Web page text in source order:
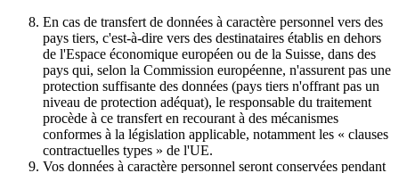
En cas de transfert de données à caractère personnel vers des
pays tiers, c'est-à-dire vers des destinataires établis en dehors
de l'Espace économique européen ou de la Suisse, dans des
pays qui, selon la Commission européenne, n'assurent pas une
protection suffisante des données (pays tiers n'offrant pas un
niveau de protection adéquat), le responsable du traitement
procède à ce transfert en recourant à des mécanismes
conformes à la législation applicable, notamment les « clauses
contractuelles types » de l'UE.
Vos données à caractère personnel seront conservées pendant